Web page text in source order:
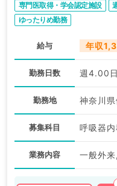
専門医取得・学会認定施設
ゆったりめ勤務
給与 年収
勤務日数 週4.00
勤務地 神奈川
募集科目 呼吸器内
業務内容 一般外